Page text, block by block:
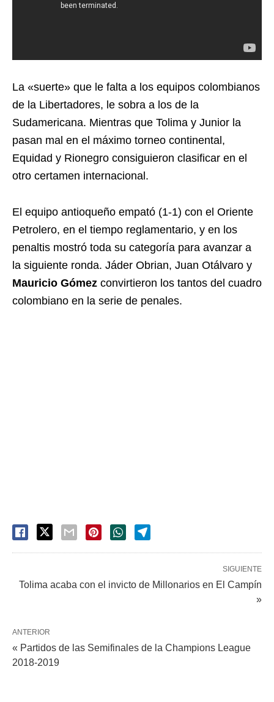
La «suerte» que le falta a los equipos colombianos
de la Libertadores, le sobra a los de la
Sudamericana. Mientras que Tolima y Junior la
pasan mal en el máximo torneo continental,
Equidad y Rionegro consiguieron clasificar en el
otro certamen internacional.
El equipo antioqueño empató (1-1) con el Oriente
Petrolero, en el tiempo reglamentario, y en los
penaltis mostró toda su categoría para avanzar a
la siguiente ronda. Jáder Obrian, Juan Otálvaro y
Mauricio Gómez convirtieron los tantos del cuadro
colombiano en la serie de penales.
SIGUIENTE
Tolima acaba con el invicto de Millonarios en El Campín
»
ANTERIOR
« Partidos de las Semifinales de la Champions League
2018-2019